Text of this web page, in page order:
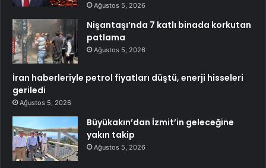
Ağustos 5, 2026
Nişantaşı’nda 7 katlı binada korkutan
patlama
Ağustos 5, 2026
İran haberleriyle petrol fiyatları düştü, enerji hisseleri
geriledi
Ağustos 5, 2026
Büyükakın’dan İzmit’in geleceğine
yakın takip
Ağustos 5, 2026